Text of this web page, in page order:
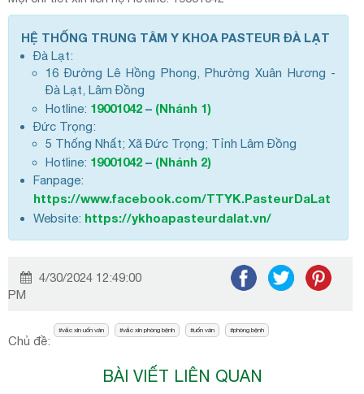
HỆ THỐNG TRUNG TÂM Y KHOA PASTEUR ĐÀ LẠT
Đà Lạt:
16 Đường Lê Hồng Phong, Phường Xuân Hương -
Đà Lạt, Lâm Đồng
Hotline: 19001042 – (Nhánh 1)
Đức Trọng:
5 Thống Nhất; Xã Đức Trọng; Tỉnh Lâm Đồng
Hotline: 19001042 – (Nhánh 2)
Fanpage:
https://www.facebook.com/TTYK.PasteurDaLat
Website: https://ykhoapasteurdalat.vn/
4/30/2024 12:49:00
PM
Chủ đề:
vắc xin uốn ván vắc xin phòng bệnh uốn ván phòng bệnh
BÀI VIẾT LIÊN QUAN